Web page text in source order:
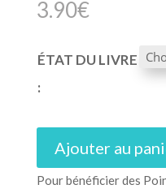
3.90€
ÉTAT DU LIVRE
:
Ajouter au
Pour bénéficier des